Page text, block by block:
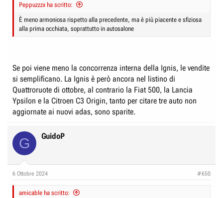
Peppuzzzx ha scritto:
È meno armoniosa rispetto alla precedente, ma è più piacente e sfiziosa
alla prima occhiata, soprattutto in autosalone
Se poi viene meno la concorrenza interna della Ignis, le vendite
si semplificano. La Ignis è però ancora nel listino di
Quattroruote di ottobre, al contrario la Fiat 500, la Lancia
Ypsilon e la Citroen C3 Origin, tanto per citare tre auto non
aggiornate ai nuovi adas, sono sparite.
G GuidoP
6 Ottobre 2024 #650
amicable ha scritto: